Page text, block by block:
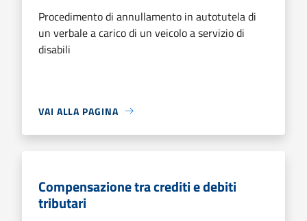
Procedimento di annullamento in autotutela di
un verbale a carico di un veicolo a servizio di
disabili
VAI ALLA PAGINA
Compensazione tra crediti e debiti
tributari